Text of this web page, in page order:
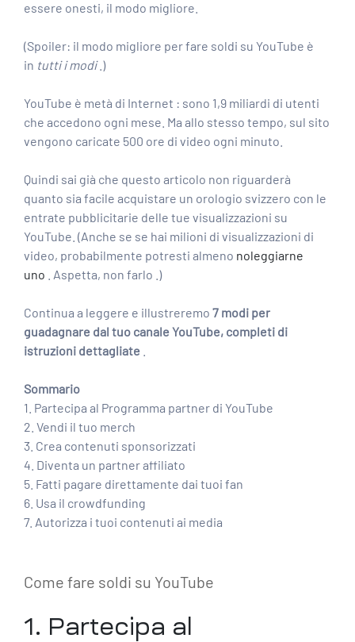
essere onesti, il modo migliore.
(Spoiler: il modo migliore per fare soldi su YouTube è
in tutti i modi.)
YouTube è metà di Internet : sono 1,9 miliardi di utenti
che accedono ogni mese. Ma allo stesso tempo, sul sito
vengono caricate 500 ore di video ogni minuto.
Quindi sai già che questo articolo non riguarderà
quanto sia facile acquistare un orologio svizzero con le
entrate pubblicitarie delle tue visualizzazioni su
YouTube. (Anche se se hai milioni di visualizzazioni di
video, probabilmente potresti almeno noleggiarne
uno . Aspetta, non farlo .)
Continua a leggere e illustreremo 7 modi per
guadagnare dal tuo canale YouTube, completi di
istruzioni dettagliate
Sommario
1. Partecipa al Programma partner di YouTube
2. Vendi il tuo merch
3. Crea contenuti sponsorizzati
4. Diventa un partner affiliato
5. Fatti pagare direttamente dai tuoi fan
6. Usa il crowdfunding
7. Autorizza i tuoi contenuti ai media
Come fare soldi su YouTube
1. Partecipa al